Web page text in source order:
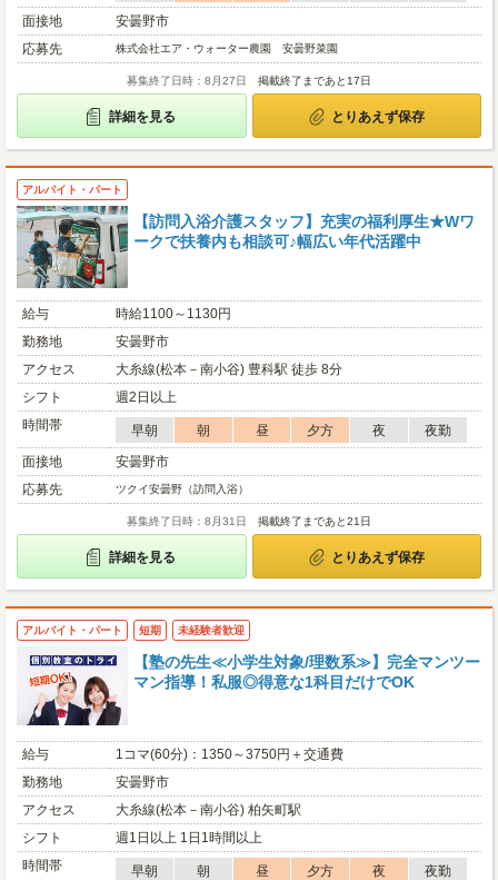
面接地
安曇野市
応募先
株式会社エア・ウォーター農園 安曇野菜園
募集終了日時：8月27日 掲載終了まであと17日
詳細を見る とりあえず保存
アルバイト・パート
【訪問入浴介護スタッフ】充実の福利厚生★Wワ
ークで扶養内も相談可♪幅広い年代活躍中
給与
時給1100～1130円
勤務地
安曇野市
アクセス
大糸線(松本－南小谷) 豊科駅 徒歩 8分
シフト
週2日以上
時間帯
早朝 朝 昼 夕方 夜
夜勤
面接地
安曇野市
応募先
ツクイ安曇野（訪問入浴）
募集終了日時：8月31日 掲載終了まであと21日
詳細を見る とりあえず保存
アルバイト・パート 短期 未経験者歓迎
【塾の先生≪小学生対象/理数系≫】完全マンツー
マン指導！私服◎得意な1科目だけでOK
給与
1コマ(60分)：1350～3750円＋交通費
勤務地
安曇野市
アクセス
大糸線(松本－南小谷) 柏矢町駅
シフト
週1日以上 1日1時間以上
時間帯
早朝 朝 昼 夕方 夜
夜勤